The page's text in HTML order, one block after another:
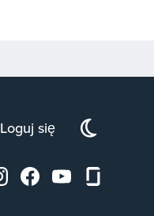
Loguj się